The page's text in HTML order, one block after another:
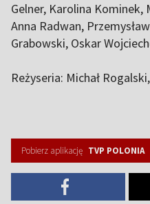
Gelner, Karolina Kominek,
Anna Radwan,
Grabowski, Oskar
Reżyseria: Michał
Pobierz aplikację TVP POLONIA